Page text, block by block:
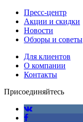
Пресс-центр
Акции и скидки
Новости
Обзоры и советы
Для клиентов
О компании
Контакты
Присоединяйтесь